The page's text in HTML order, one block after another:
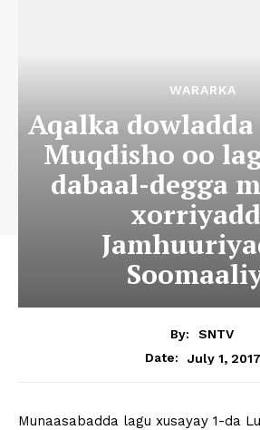
WARARKA
Aqalka dowladda
Muqdisho oo
dabaal-degga
By:
SNTV
Date:
July 1, 2017
Munaasabadda lagu xusayay 1-da